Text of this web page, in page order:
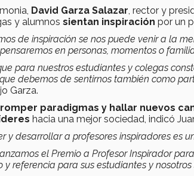
David Garza Salazar, rector y
y alumnos sientan inspiración por un
de inspiración se nos puede venir a la
en personas, momentos o
para nuestros estudiantes y colegas
debemos de sentirnos también como
Garza.
romper paradigmas y hallar nuevos
hacia una mejor sociedad, indicó
y desarrollar a profesores inspiradores es
el Premio a Profesor Inspirador para
y referencia para sus estudiantes y nosotros